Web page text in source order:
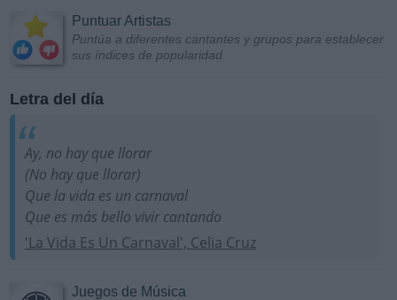
Puntuar Artistas
Puntúa a diferentes cantantes y grupos para establecer
sus índices de popularidad
Letra del día
Ay, no hay que llorar
(No hay que llorar)
Que la vida es un carnaval
Que es más bello vivir cantando
'La Vida Es Un Carnaval', Celia Cruz
Juegos de Música